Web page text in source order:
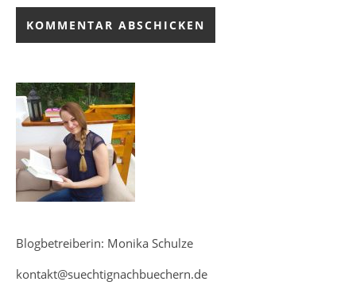
Blogbetreiberin: Monika Schulze
kontakt@suechtignachbuechern.de